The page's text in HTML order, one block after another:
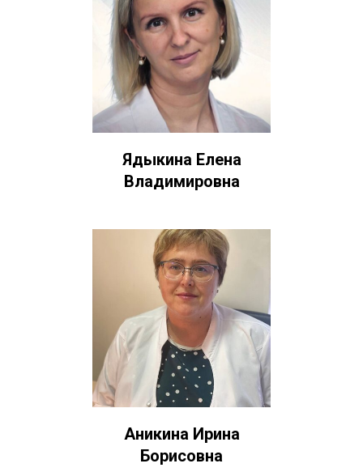
Ядыкина Елена
Владимировна
Аникина Ирина
Борисовна